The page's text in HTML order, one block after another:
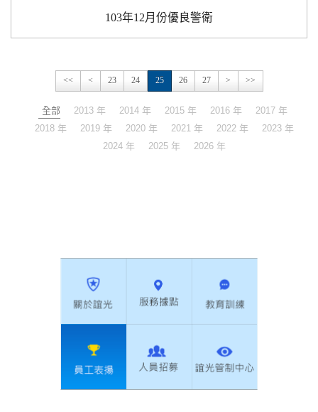
103年12月份優良警衛
<< < 23 24 25 26 27 > >>
全部 2013 年 2014 年 2015 年 2016 年
2017 年
2018 年
2019 年 2020 年 2021 年 2022 年
2023 年
2024 年
2025 年 2026 年